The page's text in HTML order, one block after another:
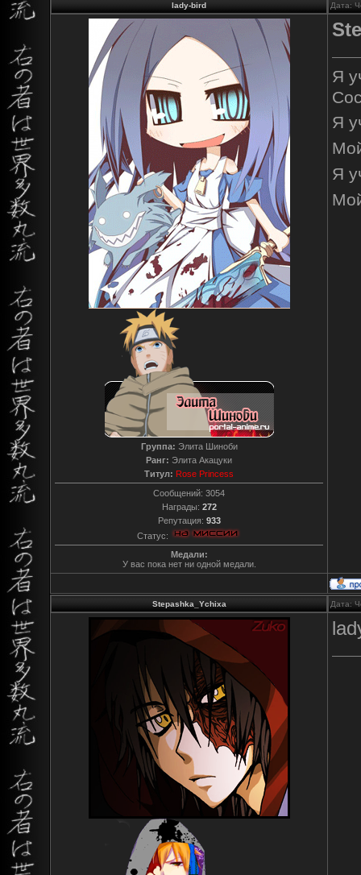
lady-bird Дата:
Группа: Элита Шиноби
Ранг: Элита Акацуки
Титул: Rose Princess
Сообщений: 3054
Награды: 272
Репутация: 933
Статус:
Медали:
У вас пока нет ни одной медали.
Я
Я
Я
Stepashka_Ychixa Дата: